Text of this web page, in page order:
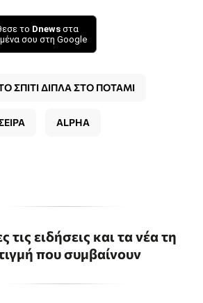
το Dnews στα
σου στη Google
ΣΠΙΤΙ ΔΙΠΛΑ ΣΤΟ ΠΟΤΑΜΙ
ALPHA
τις ειδήσεις και τα νέα τη
που συμβαίνουν